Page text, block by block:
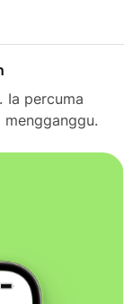
Ia percuma